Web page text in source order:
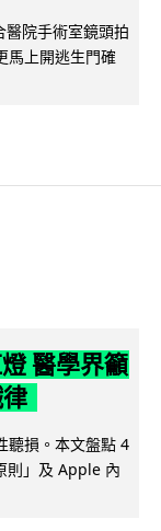
院手術室鏡頭拍
馬上開逃生門確
醫學界籲
聽損。本文盤點 4
則」及 Apple 內